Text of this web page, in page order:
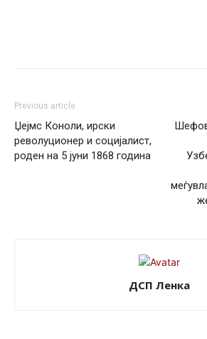
Previous article
Џејмс Коноли, ирски
револуционер и социјалист,
роден на 5 јуни 1868 година
ДСП Ленка